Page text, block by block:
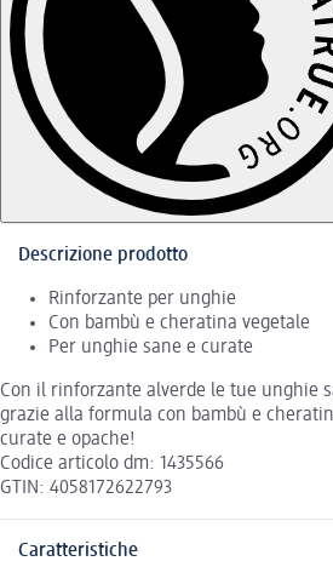
Descrizione prodotto
Rinforzante per unghie
Con bambù e cheratina vegetale
Per unghie sane e curate
Con il rinforzante alverde le tue unghie
grazie alla formula con bambù e
curate e opache!
Codice articolo dm: 1435566
GTIN: 4058172622793
Caratteristiche